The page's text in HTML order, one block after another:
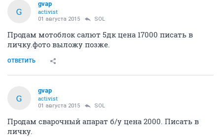
G
gvap
activist
01 августа 2015 SOL
Продам мотоблок салют 5дк цена 17000 писать в
личку.фото выложу позже.
ОТВЕТИТЬ
G
gvap
activist
01 августа 2015 SOL
Продам сварочный апарат б/у цена 2000. Писать в
личку.